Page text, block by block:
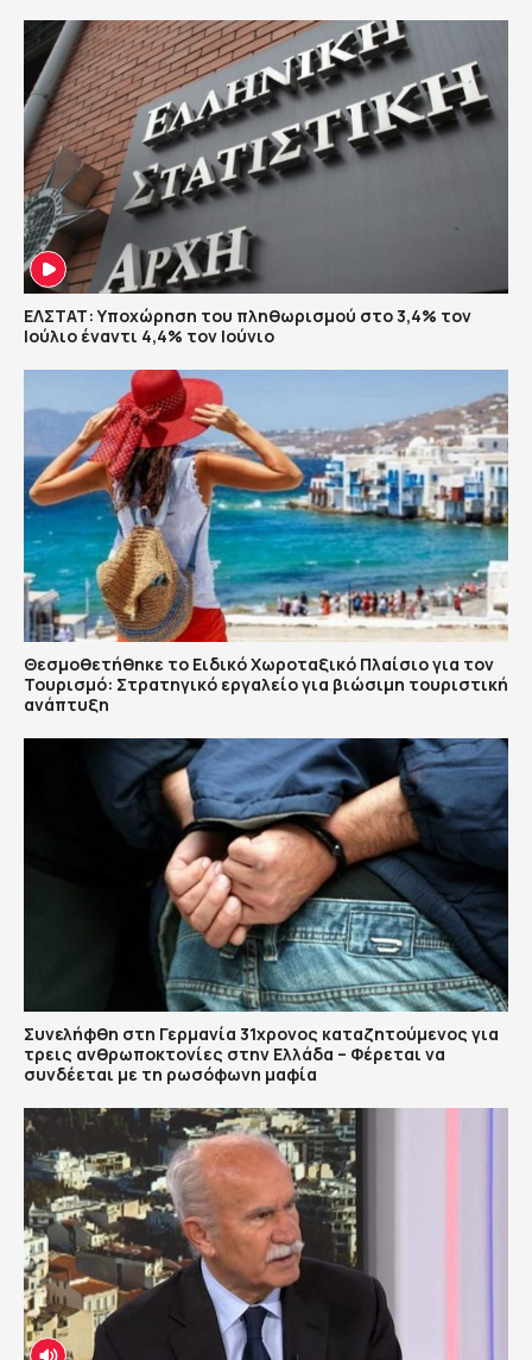
ΕΛΣΤΑΤ: Υποχώρηση του πληθωρισμού στο 3,4% τον
Ιούλιο έναντι 4,4% τον Ιούνιο
Θεσμοθετήθηκε το Ειδικό Χωροταξικό Πλαίσιο για τον
Τουρισμό: Στρατηγικό εργαλείο για βιώσιμη τουριστική
ανάπτυξη
Συνελήφθη στη Γερμανία 31χρονος καταζητούμενος για
τρεις ανθρωποκτονίες στην Ελλάδα – Φέρεται να
συνδέεται με τη ρωσόφωνη μαφία